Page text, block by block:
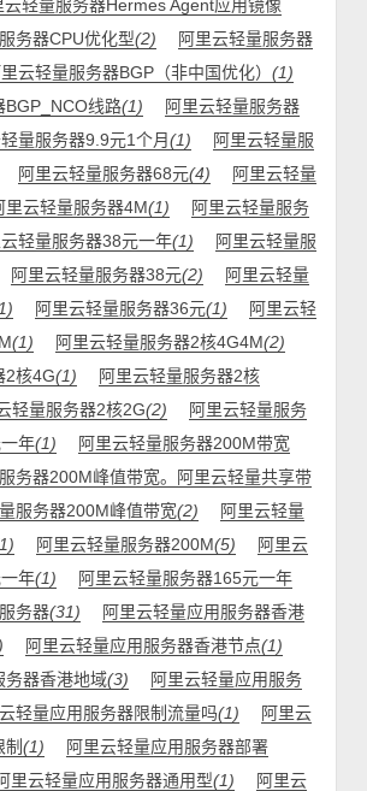
云轻量服务器Hermes Agent应用镜像
务器CPU优化型(2)
阿里云轻量服务器
里云轻量服务器BGP（非中国优化）(1)
BGP_NCO线路(1)
阿里云轻量服务器
量服务器9.9元1个月(1)
阿里云轻量服
阿里云轻量服务器68元(4)
阿里云轻量
里云轻量服务器4M(1)
阿里云轻量服务
轻量服务器38元一年(1)
阿里云轻量服
阿里云轻量服务器38元(2)
阿里云轻量
阿里云轻量服务器36元(1)
阿里云轻
(1) 阿里云轻量服务器2核4G4M(2)
2核4G(1)
阿里云轻量服务器2核
轻量服务器2核2G(2)
阿里云轻量服务
年(1)
阿里云轻量服务器200M带宽
务器200M峰值带宽。阿里云轻量共享带
服务器200M峰值带宽(2)
阿里云轻量
阿里云轻量服务器200M(5)
阿里云
年(1)
阿里云轻量服务器165元一年
务器(31)
阿里云轻量应用服务器香港
阿里云轻量应用服务器香港节点(1)
务器香港地域(3)
阿里云轻量应用服务
轻量应用服务器限制流量吗(1)
阿里云
制(1)
阿里云轻量应用服务器部署
里云轻量应用服务器通用型(1)
阿里云